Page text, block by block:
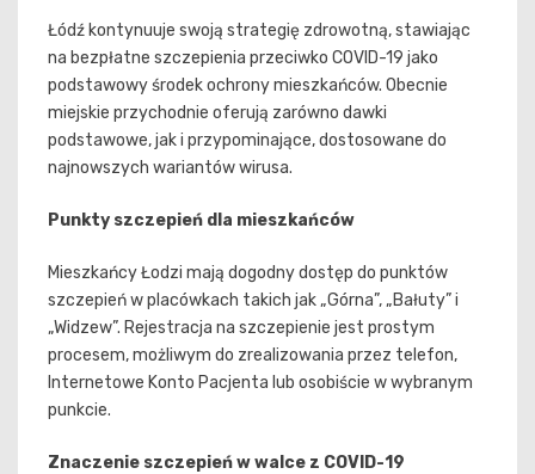
Łódź kontynuuje swoją strategię zdrowotną, stawiając
na bezpłatne szczepienia przeciwko COVID-19 jako
podstawowy środek ochrony mieszkańców. Obecnie
miejskie przychodnie oferują zarówno dawki
podstawowe, jak i przypominające, dostosowane do
najnowszych wariantów wirusa.
Punkty szczepień dla mieszkańców
Mieszkańcy Łodzi mają dogodny dostęp do punktów
szczepień w placówkach takich jak „Górna”, „Bałuty” i
„Widzew”. Rejestracja na szczepienie jest prostym
procesem, możliwym do zrealizowania przez telefon,
Internetowe Konto Pacjenta lub osobiście w wybranym
punkcie.
Znaczenie szczepień w walce z COVID-19